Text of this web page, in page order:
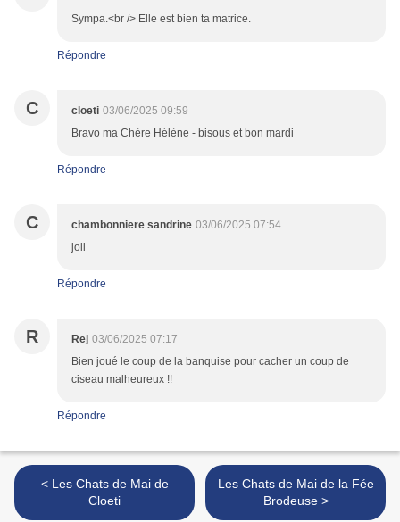
Sympa.<br /> Elle est bien ta matrice.
Répondre
C cloeti 03/06/2025 09:59
Bravo ma Chère Hélène - bisous et bon mardi
Répondre
C chambonniere sandrine 03/06/2025 07:54
joli
Répondre
R Rej 03/06/2025 07:17
Bien joué le coup de la banquise pour cacher un coup de
ciseau malheureux !!
Répondre
< Les Chats de Mai de
Cloeti
Les Chats de Mai de la Fée
Brodeuse >